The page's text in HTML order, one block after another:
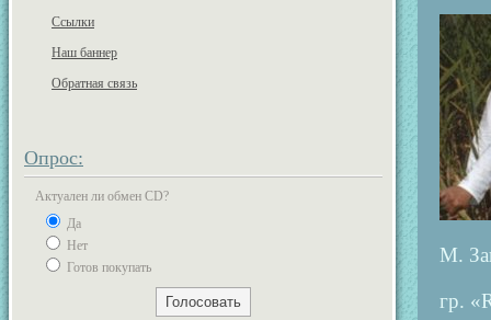
Ссылки
Наш баннер
Обратная связь
Опрос:
Актуален ли обмен CD?
Да
Нет
Готов покупать
М.
гр.